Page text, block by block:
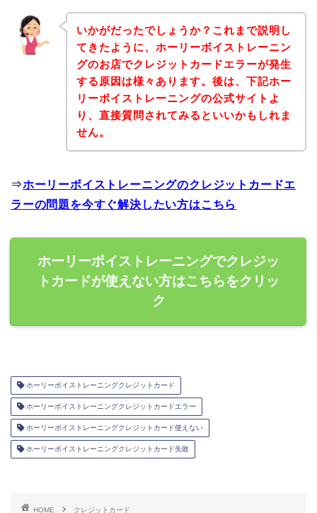
いかがだったでしょうか？これまで説明し
てきたように、ホーリーボイストレーニン
グのお店でクレジットカードエラーが発生
する原因は様々あります。後は、下記ホー
リーボイストレーニングの公式サイトよ
り、直接質問されてみるといいかもしれま
せん。
⇒ホーリーボイストレーニングのクレジットカードエ
ラーの問題を今すぐ解決したい方はこちら
ホーリーボイストレーニングでクレジッ
トカードが使えない方はこちらをクリッ
ク
ホーリーボイストレーニングクレジットカード
ホーリーボイストレーニングクレジットカードエラー
ホーリーボイストレーニングクレジットカード使えない
ホーリーボイストレーニングクレジットカード失敗
HOME クレジットカード